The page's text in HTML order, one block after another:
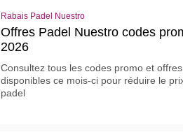
Rabais Padel Nuestro
Offres Padel Nuestro codes
2026
Consultez tous les codes promo et
disponibles ce mois-ci pour réduire le
padel